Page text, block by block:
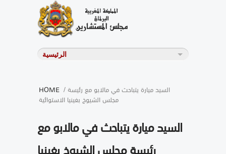
HOME / السيد ميارة يتباحث في مالابو مع رئيسة
مجلس الشيوخ بغينيا الاستوائية
السيد ميارة يتباحث في مالابو مع
رئيسة مجلس الشيوخ بغينيا